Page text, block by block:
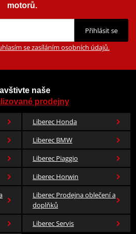
motorů.
Přihlásit se
se zasíláním osobních údajů.
naše
prodejny
Liberec Honda
Liberec BMW
Liberec Piaggio
Liberec Horwin
Liberec Prodejna oblečení a
doplňků
Liberec Servis